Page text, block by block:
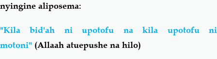
nyingine aliposema:
"Kila bid'ah ni upotofu na kila upotofu ni
motoni" (Allaah atuepushe na hilo)